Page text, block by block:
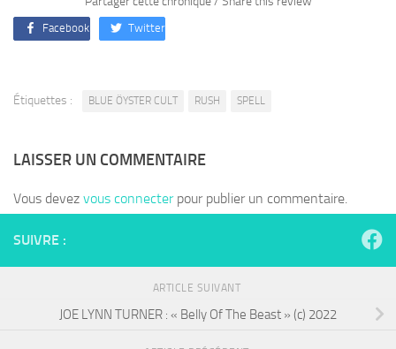
Facebook Twitter
Étiquettes : BLUE ÖYSTER CULT RUSH SPELL
LAISSER UN COMMENTAIRE
Vous devez vous connecterpour publier un commentaire.
SUIVRE :
ARTICLE SUIVANT
JOE LYNN TURNER : « Belly Of The Beast » (c) 2022